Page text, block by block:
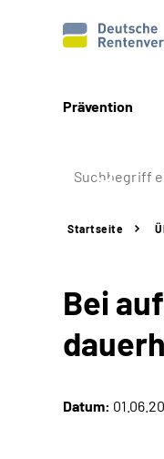
Prävention
Startseite
Bei
Datum: